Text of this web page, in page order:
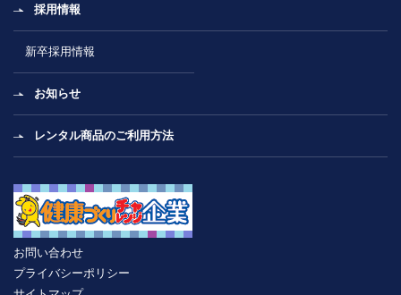
採用情報
新卒採用情報
お知らせ
レンタル商品のご利用方法
お問い合わせ
プライバシーポリシー